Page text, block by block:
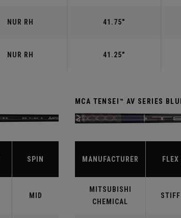
NUR RH 41.75"
NUR RH 41.25"
SPIN
MID
MCA TENSEI™ AV SERIES
MANUFACTURER FLEX
MITSUBISHI
CHEMICAL
STIFF